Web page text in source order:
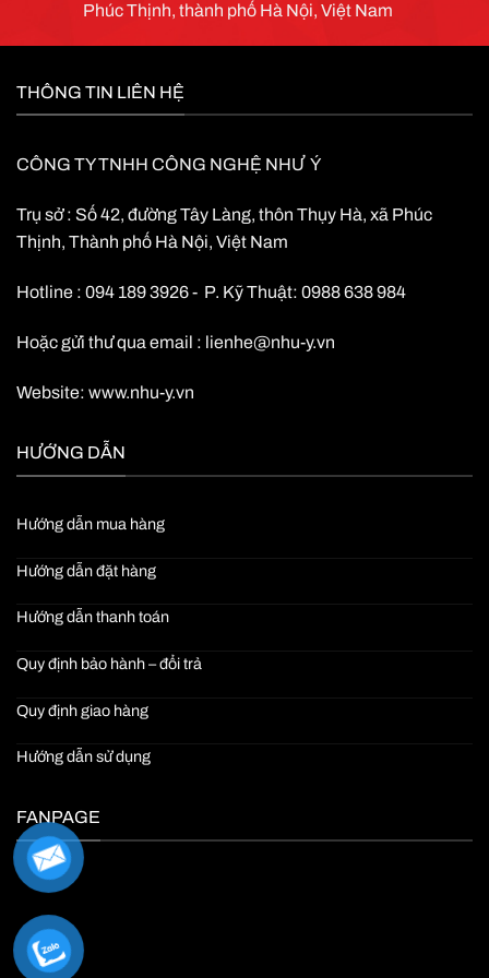
Giao tiếp hiển thị LED và LCD:
tải, dung lượng ắc quy
616 mm
Phúc Thịnh, thành phố Hà Nội, Việt Nam
THÔNG TIN LIÊN HỆ
CÔNG TY TNHH CÔNG NGHỆ NHƯ Ý
Trụ sở : Số 42, đường Tây Làng, thôn Thụy Hà, xã Phúc
Thịnh, Thành phố Hà Nội, Việt Nam
Hotline : 094 189 3926 - P. Kỹ Thuật: 0988 638 984
Hoặc gửi thư qua email : lienhe@nhu-y.vn
Website: www.nhu-y.vn
HƯỚNG DẪN
Hướng dẫn mua hàng
Hướng dẫn đặt hàng
Hướng dẫn thanh toán
Quy định bảo hành – đổi trả
Quy định giao hàng
Hướng dẫn sử dụng
FANPAGE